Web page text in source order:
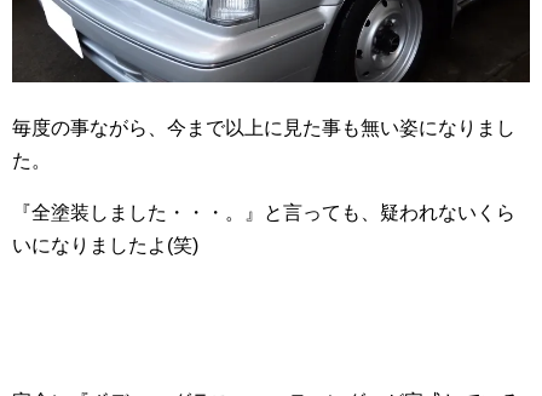
毎度の事ながら、今まで以上に見た事も無い姿になりまし
た。
『全塗装しました・・・。』と言っても、疑われないくら
いになりましたよ(笑)